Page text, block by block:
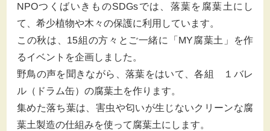
NPOつくばいきものSDGsでは、落葉を腐葉土にし
て、希少植物や木々の保護に利用しています。
この秋は、 15組の方々とご一緒に「 MY 腐葉土」を作
るイベントを企画しました。
野鳥の声を聞きながら、落葉をはいて、各組 １バレ
ル（ドラム缶）の腐葉土を作ります。
集めた落ち葉は、害虫や匂いが生じないクリーンな腐
葉土製造の仕組みを使って腐葉土にします。